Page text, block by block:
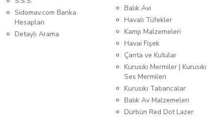
Sidomav.com Banka
Hesapları
Detaylı Arama
Balık Avı
Havalı Tüfekler
Kamp Malzemeleri
Havai Fişek
Çanta ve Kutular
Kurusıkı Mermiler | Kurusıkı
Ses Mermileri
Kurusıkı Tabancalar
Balık Av Malzemeleri
Dürbün Red Dot Lazer